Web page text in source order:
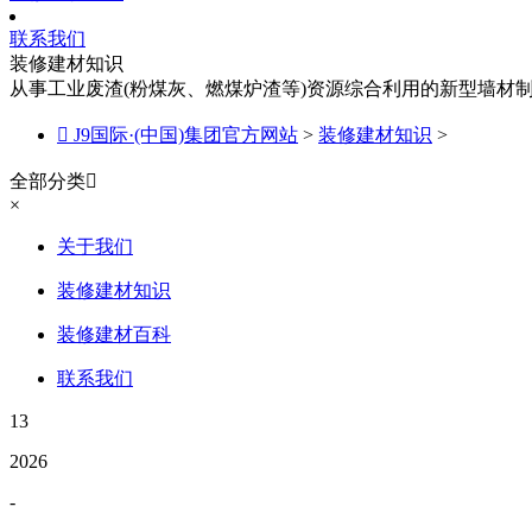
联系我们
装修建材知识
从事工业废渣(粉煤灰、燃煤炉渣等)资源综合利用的新型墙材
 J9国际·(中国)集团官方网站 > 装修建材知识 >
全部分类
×
关于我们
装修建材知识
装修建材百科
联系我们
13
2026
-